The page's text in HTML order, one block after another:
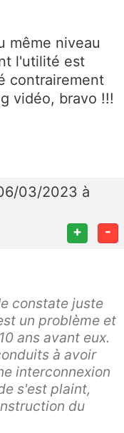
même niveau
l'utilité est
contrairement
vidéo, bravo !!!
03/2023 à
+ -
constate juste
un problème et
ans avant eux.
à avoir
interconnexion
s'est plaint,
du